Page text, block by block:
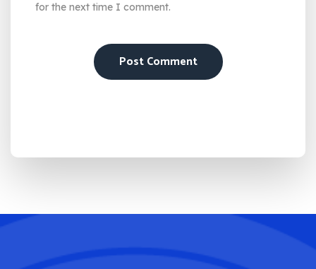
for the next time I comment.